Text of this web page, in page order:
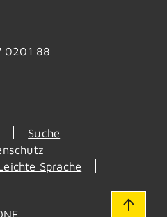
0201 88
Suche
Sprache